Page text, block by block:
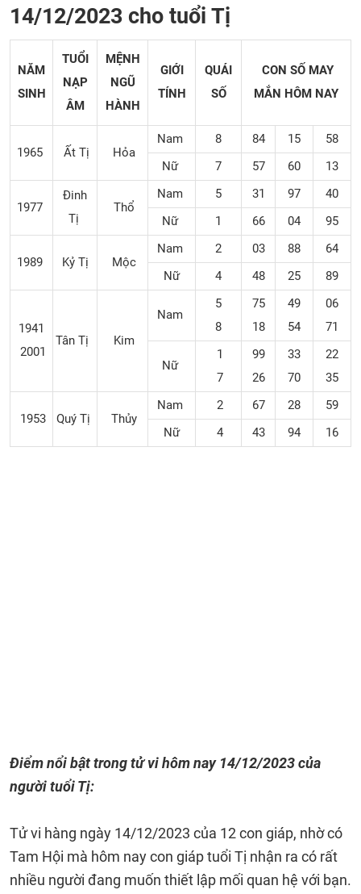
14/12/2023 cho tuổi Tị
NĂM
SINH
TUỔI
NẠP
ÂM
MỆNH
NGŨ
HÀNH
GIỚI
TÍNH
QUÁI
SỐ
CON SỐ MAY
MẮN HÔM NAY
1965 Ất Tị Hỏa
Nam 8 84 15
58
Nữ
7 57 60 13
1977
Đinh
Tị
Thổ
Nam 5 31 97
40
Nữ
1 66 04 95
1989 Kỷ Tị Mộc
Nam 2 03 88
64
Nữ
4 48 25 89
1941
2001
Tân Tị Kim
Nam
5
8
75
18
49
54
06
71
Nữ
1
7
99
26
33
70
22
35
1953 Quý Tị Thủy
Nam 2 67 28
59
Nữ
4 43 94 16
Điểm nổi bật trong tử vi hôm nay 14/12/2023của
người tuổi Tị:
Tử vi hàng ngày 14/12/2023 của 12 con giáp, nhờ có
Tam Hội mà hôm nay con giáp tuổi Tị nhận ra có rất
nhiều người đang muốn thiết lập mối quan hệ với bạn.